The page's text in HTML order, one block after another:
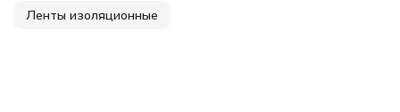
Ленты изоляционные